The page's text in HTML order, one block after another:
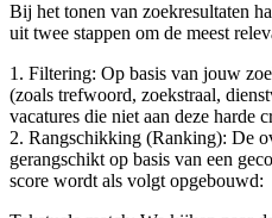
Bij het tonen van zoekresultaten
uit twee stappen om de meest
1. Filtering: Op basis van jouw
(zoals trefwoord, zoekstraal,
vacatures die niet aan deze harde
2. Rangschikking (Ranking): De
gerangschikt op basis van een
score wordt als volgt opgebouwd: